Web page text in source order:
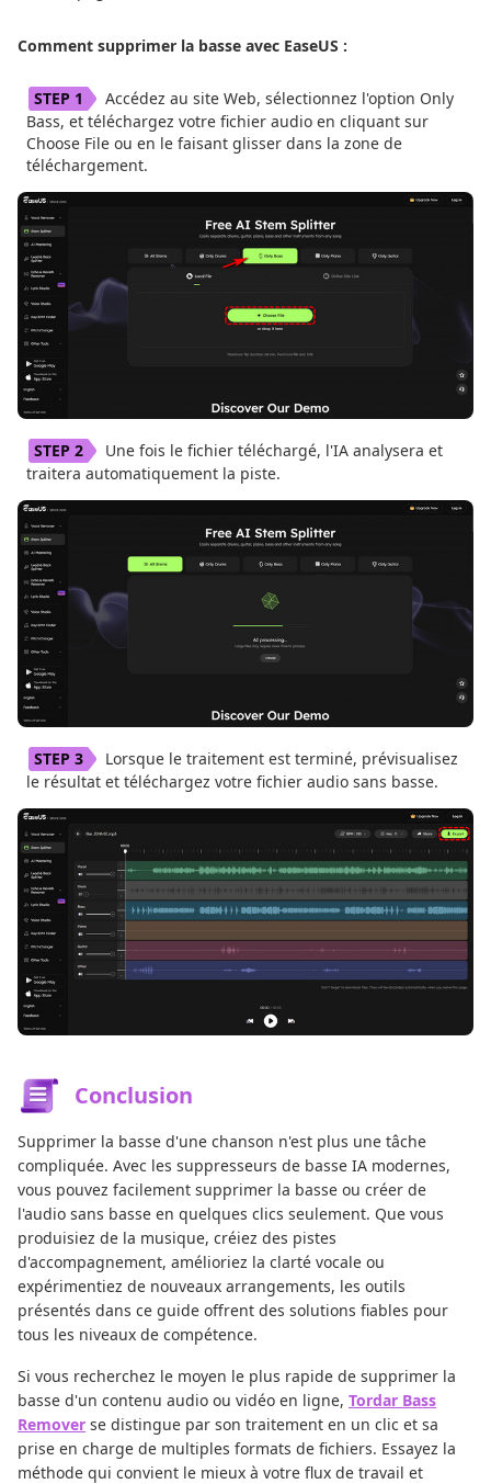
Comment supprimer la basse avec EaseUS :
Accédez au site Web, sélectionnez l'option Only
Bass, et téléchargez votre fichier audio en cliquant sur
Choose File ou en le faisant glisser dans la zone de
téléchargement.
Une fois le fichier téléchargé, l'IA analysera et
traitera automatiquement la piste.
Lorsque le traitement est terminé, prévisualisez
le résultat et téléchargez votre fichier audio sans basse.
Conclusion
Supprimer la basse d'une chanson n'est plus une tâche
compliquée. Avec les suppresseurs de basse IA modernes,
vous pouvez facilement supprimer la basse ou créer de
l'audio sans basse en quelques clics seulement. Que vous
produisiez de la musique, créiez des pistes
d'accompagnement, amélioriez la clarté vocale ou
expérimentiez de nouveaux arrangements, les outils
présentés dans ce guide offrent des solutions fiables pour
tous les niveaux de compétence.
Si vous recherchez le moyen le plus rapide de supprimer la
basse d'un contenu audio ou vidéo en ligne, Tordar Bass
Remover se distingue par son traitement en un clic et sa
prise en charge de multiples formats de fichiers. Essayez la
méthode qui convient le mieux à votre flux de travail et